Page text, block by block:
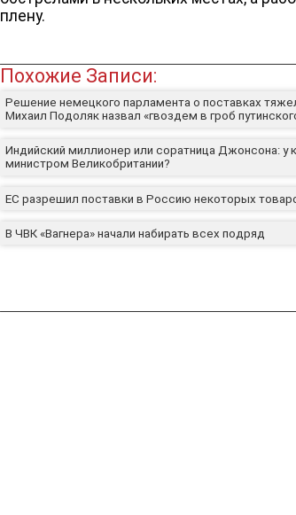
плену.
Похожие Записи:
Решение немецкого парламента о поставках
Михаил Подоляк назвал «гвоздем в гроб
Индийский миллионер или соратница Джонсона: у
министром Великобритании?
ЕС разрешил поставки в Россию некоторых
В ЧВК «Вагнера» начали набирать всех подряд